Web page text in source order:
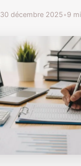
30 décembre 2025•9